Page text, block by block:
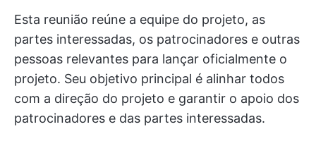
Esta reunião reúne a equipe do projeto, as
partes interessadas, os patrocinadores e outras
pessoas relevantes para lançar oficialmente o
projeto. Seu objetivo principal é alinhar todos
com a direção do projeto e garantir o apoio dos
patrocinadores e das partes interessadas.